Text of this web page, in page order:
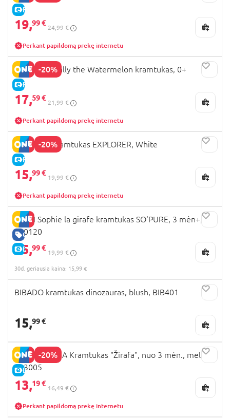
E-KAINA
19,99 €
24,99 €
Perkant papildomą prekę internetu
-20%
E-KAINA
Oli&Carol Wally the Watermelon kramtukas, 0+
17,59 €
21,99 €
Perkant papildomą prekę internetu
-20%
E-KAINA
HEORSHE kramtukas EXPLORER, White
15,99 €
19,99 €
Perkant papildomą prekę internetu
GERA KAINA
E-KAINA
VULLI Sophie la girafe kramtukas SO'PURE, 3 mėn+,
220120
15,99 €
19,99 €
30d. geriausia kaina: 15,99 €
BIBADO kramtukas dinozauras, blush, BIB401
15,99 €
-20%
E-KAINA
EDISONMAMA Kramtukas "Žirafa", nuo 3 mėn., melsva,
T43005
13,19 €
16,49 €
Perkant papildomą prekę internetu